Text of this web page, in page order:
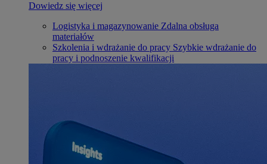
Dowiedz się więcej
Logistyka i magazynowanie Zdalna obsługa
materiałów
Szkolenia i wdrażanie do pracy Szybkie wdrażanie do
pracy i podnoszenie kwalifikacji